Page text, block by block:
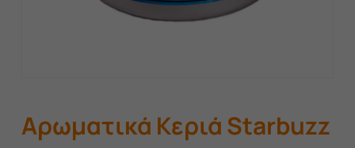
Αρωματικά Κεριά Starbuzz